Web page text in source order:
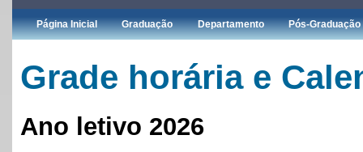
Página Inicial Graduação Departamento Pós-Graduação
Grade horária e
Ano letivo 2026